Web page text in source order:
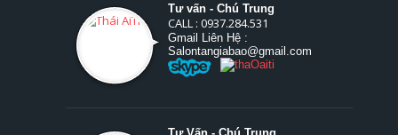
Tư vấn - Chú Trung
CALL : 0937.284.531
Gmail Liên Hệ :
Salontangiabao@gmail.com